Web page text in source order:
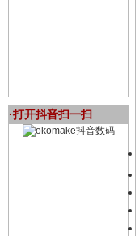
·打开抖音扫一扫